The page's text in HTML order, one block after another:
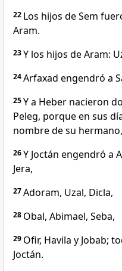
22 Los hijos de Sem
Aram.
23Y los hijos de Aram:
24Arfaxad engendró a
25Y a Heber nacieron
Peleg, porque en sus
nombre de su
26Y Joctán engendró a
Jera,
27Adoram, Uzal, Dicla,
28 Obal, Abimael, Seba,
29 Ofir, Havila y Jobab;
Joctán.